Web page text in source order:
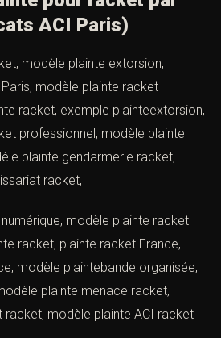
CLÉS JURIDIQUES ;
Modèle de plainte
pour racket par
ACI Paris)
modèle plainte extorsion,
modèle plainte racket
racket, exemple
de plainte racket professionnel,
racket, modèle plainte